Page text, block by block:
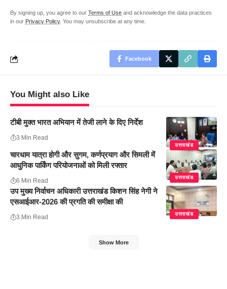
By signing up, you agree to our Terms of Use and acknowledge the data practices
in our Privacy Policy. You may unsubscribe at any time.
Facebook
You Might also Like
उत्तराखंड
टीबी मुक्त भारत अभियान में तेजी लाने के दिए निर्देश
3 Min Read
उत्तराखंड
चारधाम यात्रा होगी और सुगम, कर्णप्रयाग और सिमली में
आधुनिक पार्किंग परियोजनाओं को मिली रफ्तार
6 Min Read
उत्तराखंड
उप मुख्य निर्वाचन अधिकारी उत्तराखंड किशन सिंह नेगी ने
एसआईआर-2026 की प्रगति की समीक्षा की
3 Min Read
Show More